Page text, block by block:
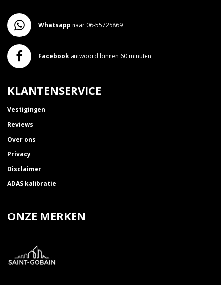
Whatsapp naar 06-55726869
Facebook antwoord binnen 60 minuten
KLANTENSERVICE
Vestigingen
Reviews
Over ons
Privacy
Disclaimer
ADAS kalibratie
ONZE MERKEN